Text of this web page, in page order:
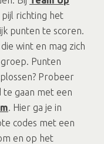
richting het
punten te scoren.
wint en mag zich
Punten
Probeer
te gaan met een
. Hier ga je in
codes met een
en op het